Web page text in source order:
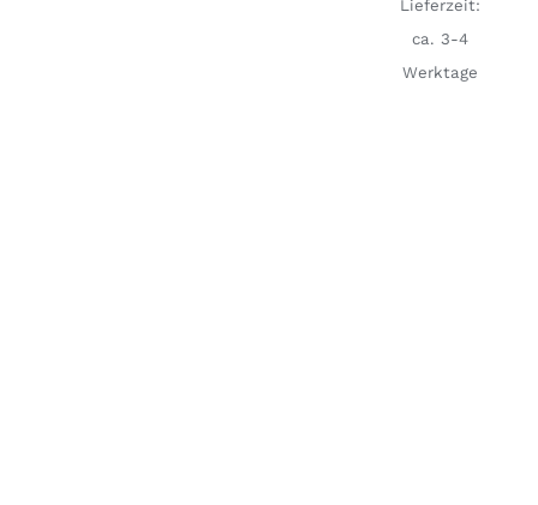
Lieferzeit:
ca. 3-4
Werktage